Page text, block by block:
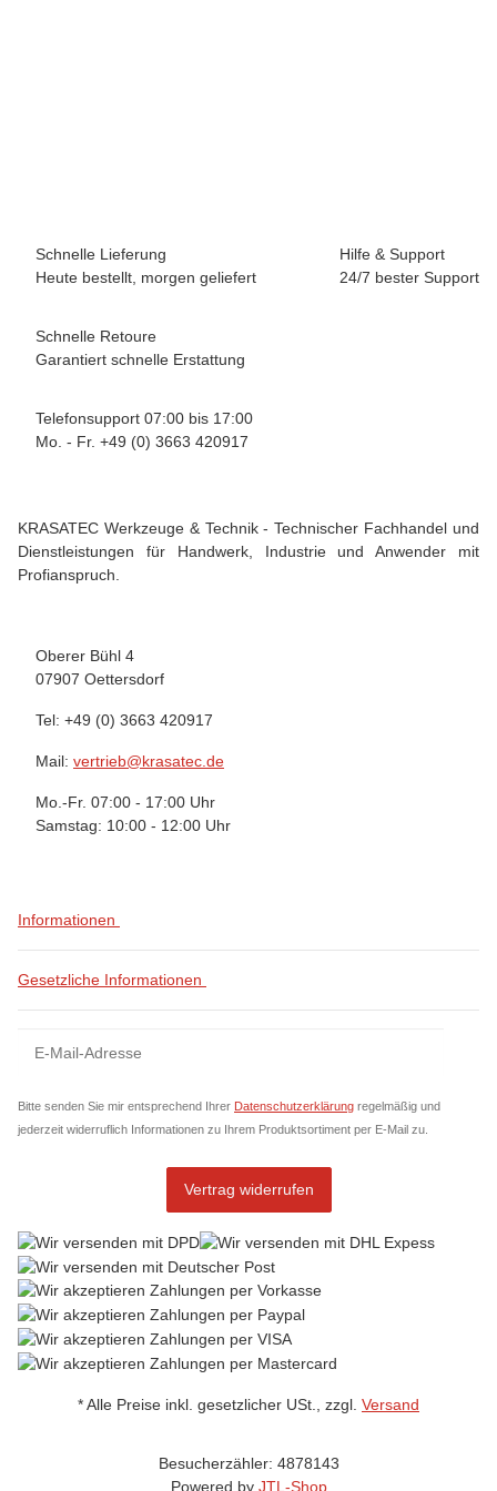
Schnelle Lieferung
Heute bestellt, morgen geliefert
Hilfe & Support
24/7 bester Support
Schnelle Retoure
Garantiert schnelle Erstattung
Telefonsupport 07:00 bis 17:00
Mo. - Fr. +49 (0) 3663 420917
KRASATEC Werkzeuge & Technik - Technischer Fachhandel und
Dienstleistungen für Handwerk, Industrie und Anwender mit
Profianspruch.
Oberer Bühl 4
07907 Oettersdorf
Tel: +49 (0) 3663 420917
Mail: vertrieb@krasatec.de
Mo.-Fr. 07:00 - 17:00 Uhr
Samstag: 10:00 - 12:00 Uhr
Informationen
Gesetzliche Informationen
Newsletter Abonnieren
Bitte senden Sie mir entsprechend Ihrer Datenschutzerklärung regelmäßig und
jederzeit widerruflich Informationen zu Ihrem Produktsortiment per E-Mail zu.
Vertrag widerrufen
* Alle Preise inkl. gesetzlicher USt., zzgl. Versand
Besucherzähler: 4878143
Powered by JTL-Shop